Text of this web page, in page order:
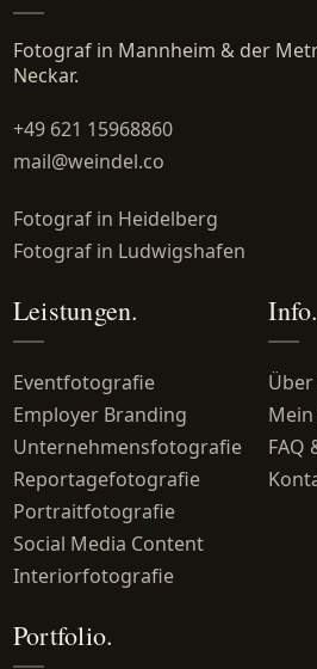
Fotograf in Mannheim & der
Neckar.
+49 621 15968860
mail@weindel.co
Fotograf in Heidelberg
Fotograf in Ludwigshafen
Leistungen.
Eventfotografie
Employer Branding
Unternehmensfotografie
Reportagefotografie
Portraitfotografie
Social Media Content
Interiorfotografie
Info.
FAQ
Portfolio.